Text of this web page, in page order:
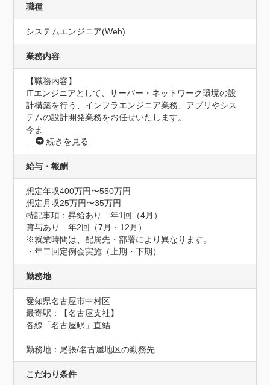
職種
システムエンジニア(Web)
業務内容
【職務内容】
ITエンジニアとして、サーバー・ネットワーク環境の設
計構築を行う、インフラエンジニア業務、アプリやシス
テムの設計開発業務をお任せいたします。
今ま
...
続きを見る
給与・報酬
想定年収400万円〜550万円
想定月収25万円〜35万円
特記事項：昇給あり　年1回（4月）
賞与あり　年2回（7月・12月）
※就業時間は、配属先・部署により異なります。
・年二回定例会実施（上期・下期）
勤務地
愛知県名古屋市中村区
最寄駅：【名古屋支社】
各線「名古屋駅」直結
勤務地：尾張/名古屋地区の勤務先
こだわり条件